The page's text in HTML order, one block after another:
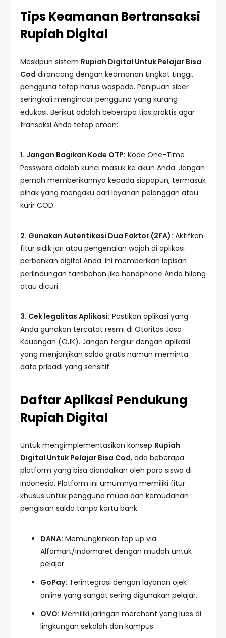
Tips Keamanan Bertransaksi
Rupiah Digital
Meskipun sistem Rupiah Digital Untuk Pelajar Bisa
Cod dirancang dengan keamanan tingkat tinggi,
pengguna tetap harus waspada. Penipuan siber
seringkali mengincar pengguna yang kurang
edukasi. Berikut adalah beberapa tips praktis agar
transaksi Anda tetap aman:
1. Jangan Bagikan Kode OTP: Kode One-Time
Password adalah kunci masuk ke akun Anda. Jangan
pernah memberikannya kepada siapapun, termasuk
pihak yang mengaku dari layanan pelanggan atau
kurir COD.
2. Gunakan Autentikasi Dua Faktor (2FA): Aktifkan
fitur sidik jari atau pengenalan wajah di aplikasi
perbankan digital Anda. Ini memberikan lapisan
perlindungan tambahan jika handphone Anda hilang
atau dicuri.
3. Cek legalitas Aplikasi: Pastikan aplikasi yang
Anda gunakan tercatat resmi di Otoritas Jasa
Keuangan (OJK). Jangan tergiur dengan aplikasi
yang menjanjikan saldo gratis namun meminta
data pribadi yang sensitif.
Daftar Aplikasi Pendukung
Rupiah Digital
Untuk mengimplementasikan konsep Rupiah
Digital Untuk Pelajar Bisa Cod, ada beberapa
platform yang bisa diandalkan oleh para siswa di
Indonesia. Platform ini umumnya memiliki fitur
khusus untuk pengguna muda dan kemudahan
pengisian saldo tanpa kartu bank.
DANA: Memungkinkan top up via
Alfamart/Indomaret dengan mudah untuk
pelajar.
GoPay: Terintegrasi dengan layanan ojek
online yang sangat sering digunakan pelajar.
OVO: Memiliki jaringan merchant yang luas di
lingkungan sekolah dan kampus.